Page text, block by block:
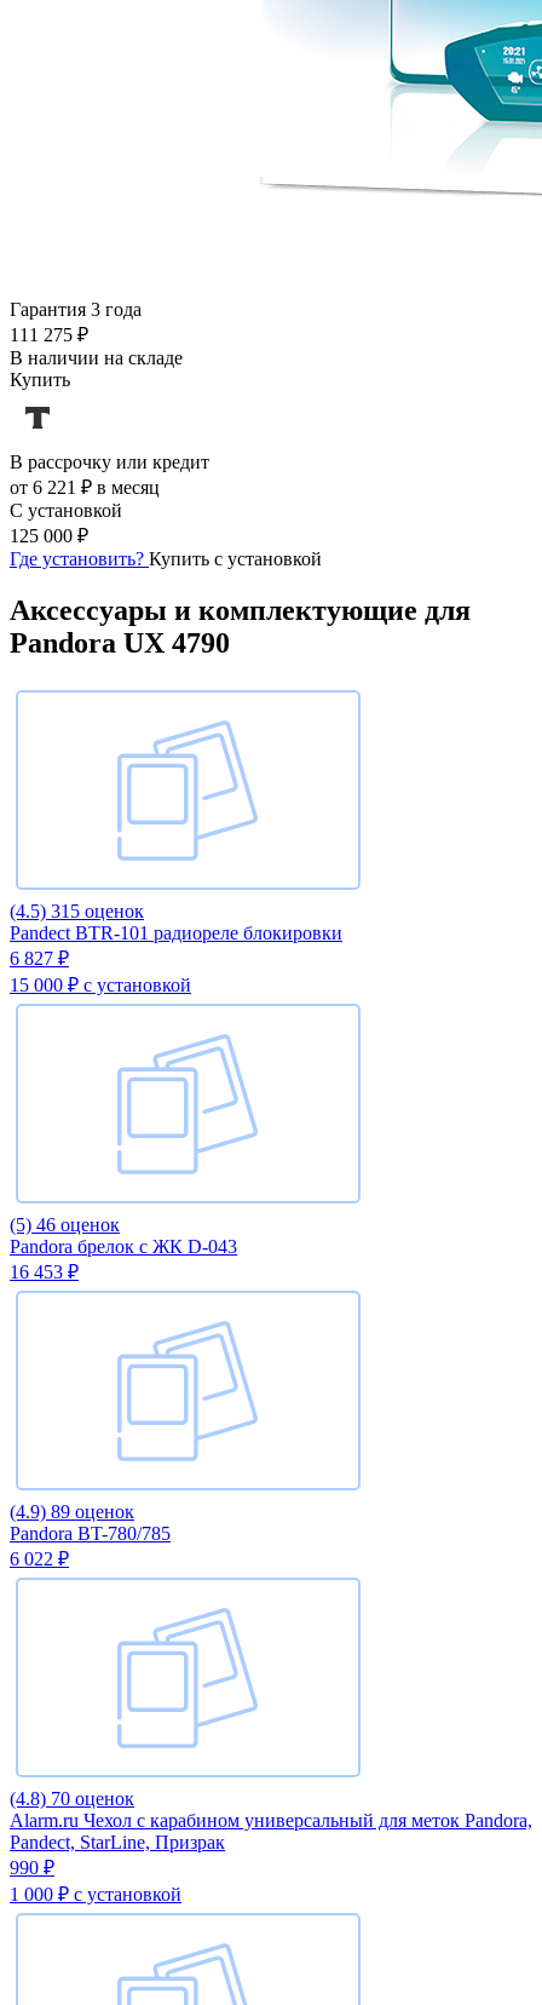
Гарантия 3 года
111 275 ₽
В наличии на складе
Купить
В рассрочку или кредит
от 6 221 ₽ в месяц
С установкой
125 000 ₽
Где установить? Купить с установкой
Аксессуары и комплектующие для
Pandora UX 4790
(4.5) 315 оценок
Pandect BTR-101 радиореле блокировки
6 827 ₽
15 000 ₽ с установкой
(5) 46 оценок
Pandora брелок с ЖК D-043
16 453 ₽
(4.9) 89 оценок
Pandora BT-780/785
6 022 ₽
(4.8) 70 оценок
Alarm.ru Чехол с карабином универсальный для меток Pandora,
Pandect, StarLine, Призрак
990 ₽
1 000 ₽ с установкой